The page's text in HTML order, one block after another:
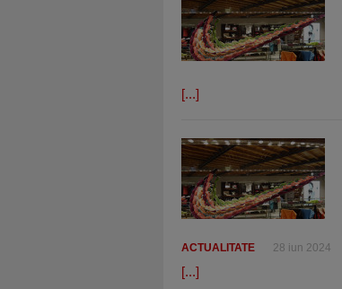
[...]
ACTUALITATE 28 iun 2024
[...]